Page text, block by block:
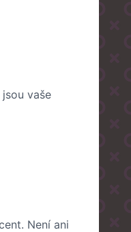
vaše
Není ani